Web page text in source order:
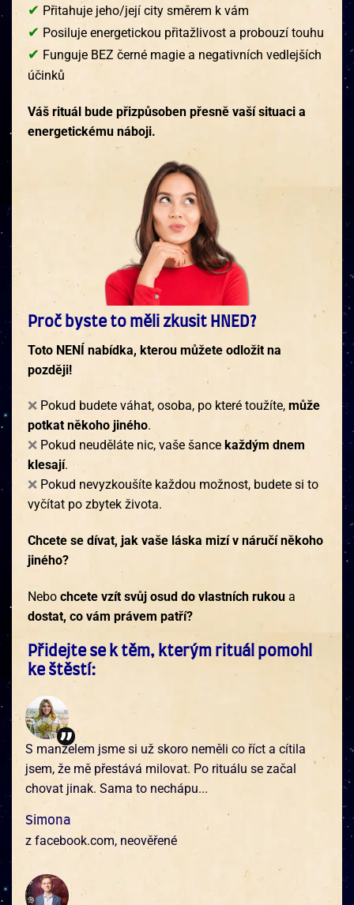
✔ Přitahuje jeho/její city směrem k vám
✔ Posiluje energetickou přitažlivost a probouzí touhu
✔ Funguje BEZ černé magie a negativních vedlejších
účinků
Váš rituál bude přizpůsoben přesně vaší situaci a
energetickému náboji.
Proč byste to měli zkusit HNED?
Toto NENÍ nabídka, kterou můžete odložit na
později!
❌ Pokud budete váhat, osoba, po které toužíte, může
potkat někoho jiného.
❌ Pokud neuděláte nic, vaše šance každým dnem
klesají.
❌ Pokud nevyzkoušíte každou možnost, budete si to
vyčítat po zbytek života.
Chcete se dívat, jak vaše láska mizí v náručí někoho
jiného?
Nebo chcete vzít svůj osud do vlastních rukou a
dostat, co vám právem patří?
Přidejte se k těm, kterým rituál pomohl
ke štěstí:
S manželem jsme si už skoro neměli co říct a cítila
jsem, že mě přestává milovat. Po rituálu se začal
chovat jinak. Sama to nechápu...
Simona
z facebook.com, neověřené